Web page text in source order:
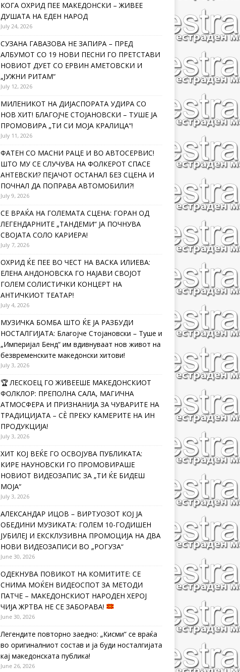
КОГА ОХРИД ПЕЕ МАКЕДОНСКИ – ЖИВЕЕ
ДУШАТА НА ЕДЕН НАРОД
July 24, 2026
СУЗАНА ГАВАЗОВА НЕ ЗАПИРА – ПРЕД
АЛБУМОТ СО 19 НОВИ ПЕСНИ ГО ПРЕТСТАВИ
НОВИОТ ДУЕТ СО ЕРВИН АМЕТОВСКИ И
„ЈУЖНИ РИТАМ“
July 12, 2026
МИЛЕНИКОТ НА ДИЈАСПОРАТА УДИРА СО
НОВ ХИТ! БЛАГОЈЧЕ СТОЈАНОВСКИ – ТУШЕ ЈА
ПРОМОВИРА „ТИ СИ МОЈА КРАЛИЦА“!
July 11, 2026
ФАТЕН СО МАСНИ РАЦЕ И ВО АВТОСЕРВИС!
ШТО МУ СЕ СЛУЧУВА НА ФОЛКЕРОТ СПАСЕ
АНТЕВСКИ? ПЕЈАЧОТ ОСТАНАЛ БЕЗ СЦЕНА И
ПОЧНАЛ ДА ПОПРАВА АВТОМОБИЛИ?!
July 9, 2026
СЕ ВРАЌА НА ГОЛЕМАТА СЦЕНА: ГОРАН ОД
ЛЕГЕНДАРНИТЕ „ТАНДЕМИ“ ЈА ПОЧНУВА
СВОЈАТА СОЛО КАРИЕРА!
July 7, 2026
ОХРИД ЌЕ ПЕЕ ВО ЧЕСТ НА ВАСКА ИЛИЕВА:
ЕЛЕНА АНДОНОВСКА ГО НАЈАВИ СВОЈОТ
ГОЛЕМ СОЛИСТИЧКИ КОНЦЕРТ НА
АНТИЧКИОТ ТЕАТАР!
July 4, 2026
МУЗИЧКА БОМБА ШТО ЌЕ ЈА РАЗБУДИ
НОСТАЛГИЈАТА: Благојче Стојановски – Туше и
„Империјал Бенд“ им вдивнуваат нов живот на
безвременските македонски хитови!
July 3, 2026
🏆 ЛЕСКОЕЦ ГО ЖИВЕЕШЕ МАКЕДОНСКИОТ
ФОЛКЛОР: ПРЕПОЛНА САЛА, МАГИЧНА
АТМОСФЕРА И ПРИЗНАНИЈА ЗА ЧУВАРИТЕ НА
ТРАДИЦИЈАТА – СÈ ПРЕКУ КАМЕРИТЕ НА ИН
ПРОДУКЦИЈА!
July 3, 2026
ХИТ КОЈ ВЕЌЕ ГО ОСВОЈУВА ПУБЛИКАТА:
КИРЕ НАУНОВСКИ ГО ПРОМОВИРАШЕ
НОВИОТ ВИДЕОЗАПИС ЗА „ТИ ЌЕ БИДЕШ
МОЈА“
July 3, 2026
АЛЕКСАНДАР ИЦОВ – ВИРТУОЗОТ КОЈ ЈА
ОБЕДИНИ МУЗИКАТА: ГОЛЕМ 10-ГОДИШЕН
ЈУБИЛЕЈ И ЕКСКЛУЗИВНА ПРОМОЦИЈА НА ДВА
НОВИ ВИДЕОЗАПИСИ ВО „РОГУЗА“
June 30, 2026
ОДЕКНУВА ПОВИКОТ НА КОМИТИТЕ: СЕ
СНИМА МОЌЕН ВИДЕОСПОТ ЗА МЕТОДИ
ПАТЧЕ – МАКЕДОНСКИОТ НАРОДЕН ХЕРОЈ
ЧИЈА ЖРТВА НЕ СЕ ЗАБОРАВА!
June 30, 2026
Легендите повторно заедно: „Кисми“ се враќа
во оригиналниот состав и ја буди носталгијата
кај македонската публика!
June 26, 2026